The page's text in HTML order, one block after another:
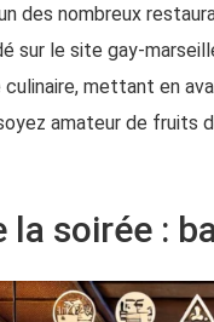
des nombreux
sur le site gay-
mettant en
amateur de fruits
la soirée :